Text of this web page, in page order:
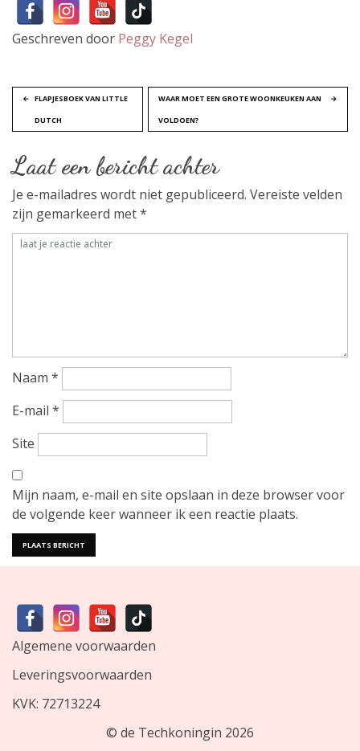
Geschreven door Peggy Kegel
B
e
r
i
c
a
v
i
g
a
t
e
FLAPJESBOEK VAN LITTLE
DUTCH
WAAR MOET EEN GROTE WOONKEUKEN AAN
VOLDOEN?
Laat een bericht achter
Je e-mailadres wordt niet gepubliceerd. Vereiste velden
zijn gemarkeerd met*
Naam *
E-mail *
Site
Mijn naam, e-mail en site opslaan in deze browser voor
de volgende keer wanneer ik een reactie plaats.
Algemene voorwaarden
Leveringsvoorwaarden
KVK: 72713224
© de Techkoningin 2026